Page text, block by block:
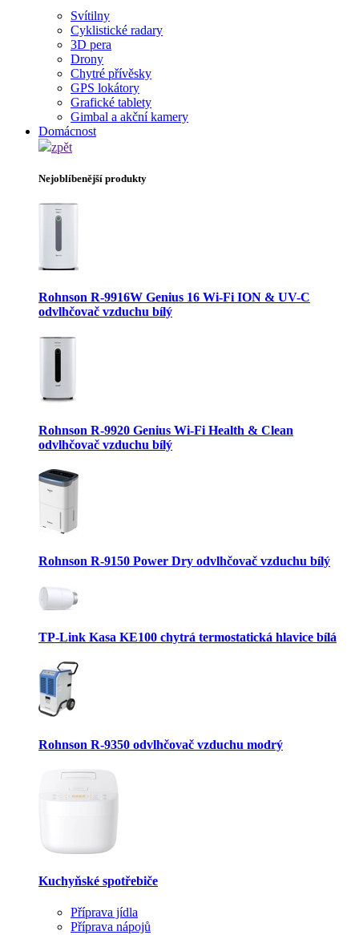
Svítilny
Cyklistické radary
3D pera
Drony
Chytré přívěsky
GPS lokátory
Grafické tablety
Gimbal a akční kamery
Domácnost
zpět
Nejoblíbenější produkty
Rohnson R-9916W Genius 16 Wi-Fi ION & UV-C
odvlhčovač vzduchu bílý
Rohnson R-9920 Genius Wi-Fi Health & Clean
odvlhčovač vzduchu bílý
Rohnson R-9150 Power Dry odvlhčovač vzduchu bílý
TP-Link Kasa KE100 chytrá termostatická hlavice bílá
Rohnson R-9350 odvlhčovač vzduchu modrý
Kuchyňské spotřebiče
Příprava jídla
Příprava nápojů